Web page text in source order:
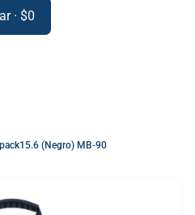
· $0
(Negro) MB-90